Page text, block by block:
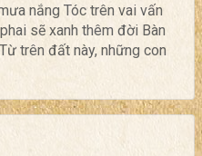
nắng Tóc trên vai vấn
sẽ xanh thêm đời Bàn
trên đất này, những con